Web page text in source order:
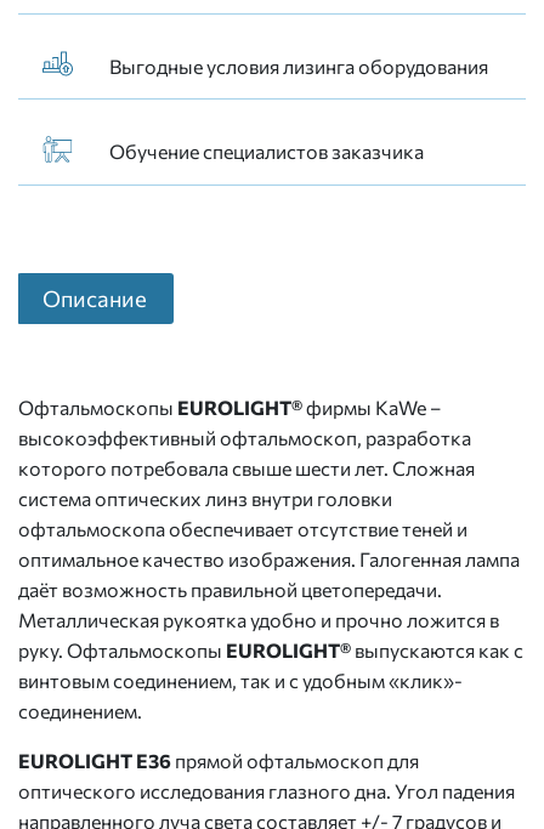
Выгодные условия лизинга оборудования
Обучение специалистов заказчика
Описание
Офтальмоскопы EUROLIGHT®фирмы KaWe –
высокоэффективный офтальмоскоп, разработка
которого потребовала свыше шести лет. Сложная
система оптических линз внутри головки
офтальмоскопа обеспечивает отсутствие теней и
оптимальное качество изображения. Галогенная лампа
даёт возможность правильной цветопередачи.
Металлическая рукоятка удобно и прочно ложится в
руку. Офтальмоскопы EUROLIGHT® выпускаются как с
винтовым соединением, так и с удобным «клик»-
соединением.
EUROLIGHT Е36 прямой офтальмоскоп для
оптического исследования глазного дна. Угол падения
направленного луча света составляет +/- 7 градусов и